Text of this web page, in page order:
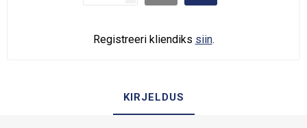
Registreeri kliendiks siin.
KIRJELDUS